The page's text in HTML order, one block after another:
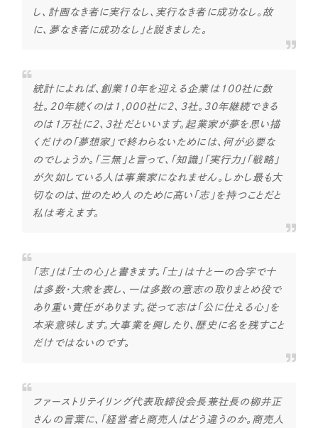
カイゼンDX支援
制作実績
Works
制作実績
一部をご紹介します
すべて （624件）
し、計画なき者に実行なし、実行なき者に成功なし。故
に、夢なき者に成功なし」と説きました。
統計によれば、創業10年を迎える企業は100社に数
社。20年続くのは1,000社に2、3社。30年継続できる
のは1万社に2、3社だといいます。起業家が夢を思い描
くだけの「夢想家」で終わらないためには、何が必要な
のでしょうか。「三無」と言って、「知識」「実行力」「戦略」
が欠如している人は事業家になれません。しかし最も大
切なのは、世のため人のために高い「志」を持つことだと
私は考えます。
「志」は「士の心」と書きます。「士」は十と一の合字で十
は多数・大衆を表し、一は多数の意志の取りまとめ役で
あり重い責任があります。従って志は「公に仕える心」を
本来意味します。大事業を興したり、歴史に名を残すこと
だけではないのです。
ファーストリテイリング代表取締役会長兼社長の柳井正
さんの言葉に、「経営者と商売人はどう違うのか。商売人